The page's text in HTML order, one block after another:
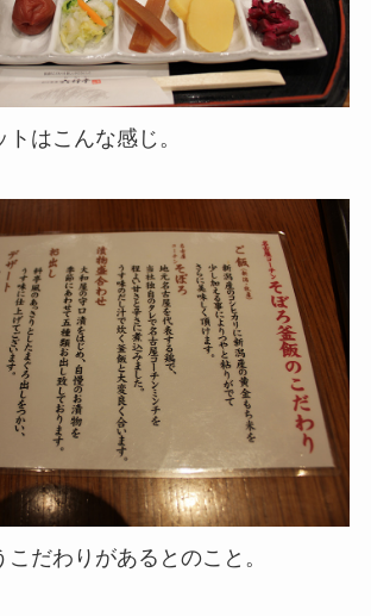
はこんな感じ。
だわりがあるとのこと。